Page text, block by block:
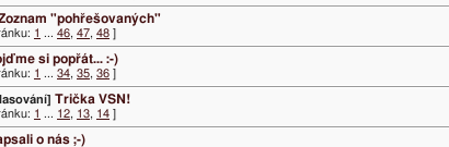
"pohřešovaných"
1 ... 46, 47, 48 ]
si popřát... :-)
1 ... 34, 35, 36 ]
Trička VSN!
1 ... 12, 13, 14 ]
o nás ;-)